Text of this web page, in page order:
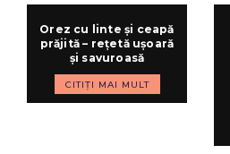
Orez cu linte și ceapă
prăjită – rețetă ușoară
și savuroasă
CITIȚI MAI MULT